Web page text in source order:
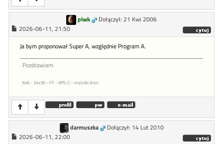
plwk
Dołączył: 21 Kwi 2006
2026-06-11, 21:50
Ja bym proponował Super A, względnie Program A.
Pozdrawiam
6x6 - 24x36 - FF - APS-C - malutki dron
darmuszka
Dołączył: 14 Lut 2010
2026-06-11, 22:00